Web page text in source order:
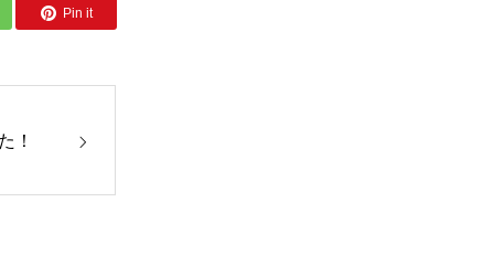
Pin it
！